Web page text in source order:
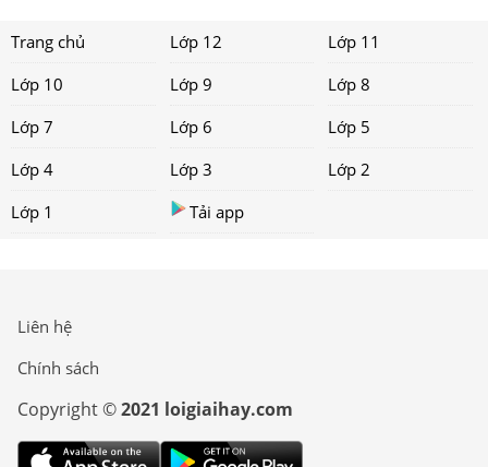
Trang chủ Lớp 12
Lớp 11
Lớp 10
Lớp 9
Lớp 8
Lớp 7
Lớp 6
Lớp 5
Lớp 4
Lớp 3
Lớp 2
Lớp 1
Tải app
Liên hệ
Chính sách
Copyright ©2021 loigiaihay.com